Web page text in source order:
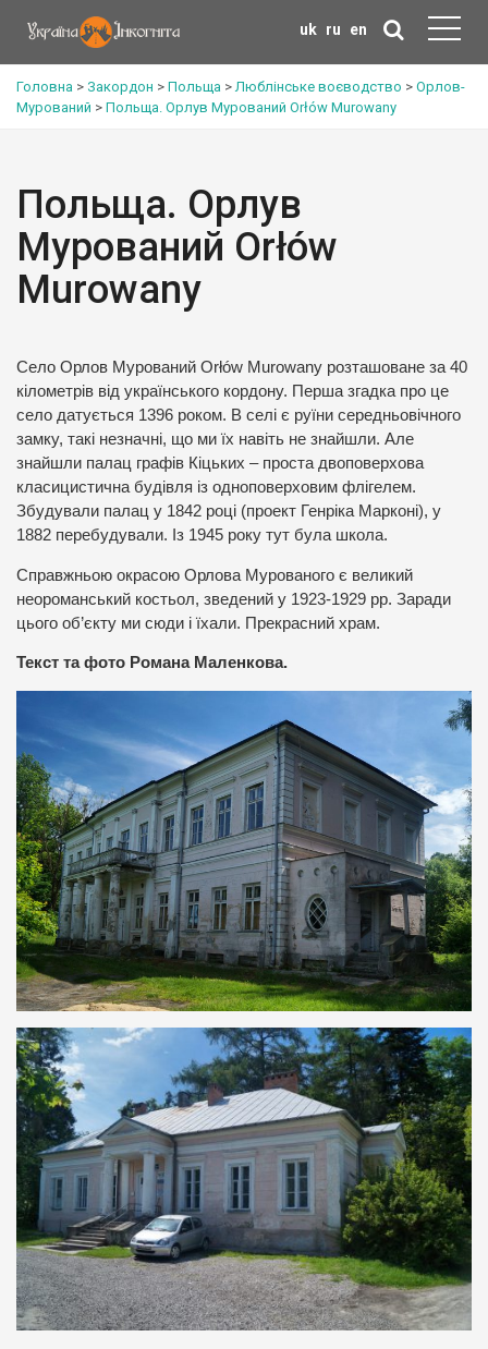
uk ru en
Головна > Закордон > Польща >Люблінське воєводство > Орлов-
Мурований > Польща. Орлув Мурований Orłów Murowany
Польща. Орлув
Мурований Orłów
Murowany
Село Орлов Мурований Orłów Murowany розташоване за 40
кілометрів від українського кордону. Перша згадка про це
село датується 1396 роком. В селі є руїни середньовічного
замку, такі незначні, що ми їх навіть не знайшли. Але
знайшли палац графів Кіцьких – проста двоповерхова
класицистична будівля із одноповерховим флігелем.
Збудували палац у 1842 році (проект Генріка Марконі), у
1882 перебудували. Із 1945 року тут була школа.
Справжньою окрасою Орлова Мурованого є великий
неороманський костьол, зведений у 1923-1929 рр. Заради
цього об’єкту ми сюди і їхали. Прекрасний храм.
Текст та фото Романа Маленкова.